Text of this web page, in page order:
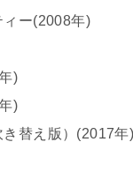
ィー(2008年)
)
)
き替え版）(2017年